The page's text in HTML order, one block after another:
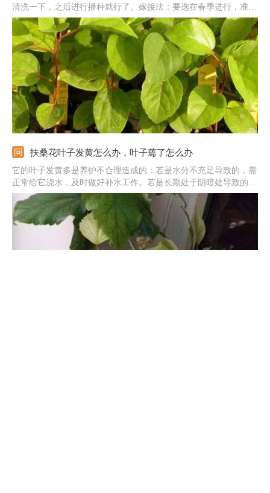
清洗一下，之后进行播种就行了。嫁接法：要选在春季进行，准备
好健壮的插穗和砧木，可以用靠接、劈接、切接的方法繁殖。扦插
法：在5-6月份剪取一段枝条，留下顶部的1-2片叶子，插进土里适
当喷水就好了。
扶桑花叶子发黄怎么办，叶子蔫了怎么办
它的叶子发黄多是养护不合理造成的：若是水分不充足导致的，需
正常给它浇水，及时做好补水工作。若是长期处于阴暗处导致的，
需搬到阳光充足的位置，一段时间后就会好转了。如果叶子蔫了，
那就是缺水、晒伤导致的，要根据原因改变养护方法。